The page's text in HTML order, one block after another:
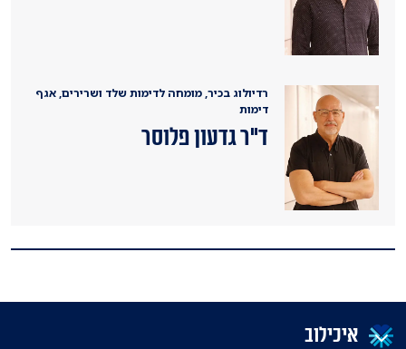
רדיולוג בכיר, מומחה לדימות שלד ושרירים, אגף
דימות
ד"ר גדעון פלוסר
איכילוב